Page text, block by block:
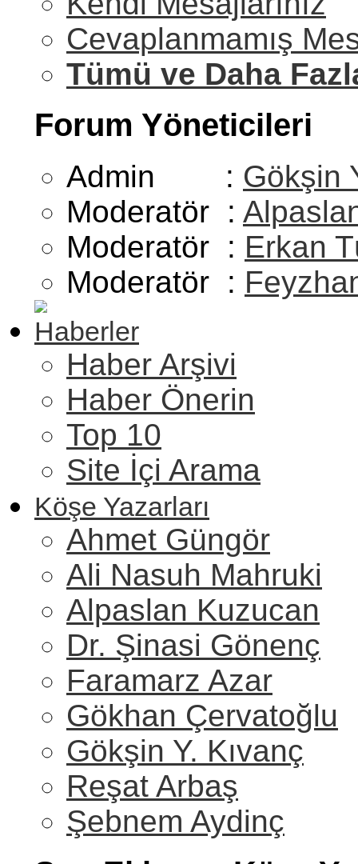
Cevaplanmamış
Tümü ve Daha
Forum Yöneticileri
Admin : Gökşin
Moderatör :
Moderatör : Erkan
Moderatör :
Haberler
Haber Arşivi
Haber Önerin
Top 10
Site İçi Arama
Köşe Yazarları
Ahmet Güngör
Ali Nasuh Mahruki
Alpaslan Kuzucan
Dr. Şinasi Gönenç
Faramarz Azar
Gökhan Çervatoğlu
Gökşin Y. Kıvanç
Reşat Arbaş
Şebnem Aydinç